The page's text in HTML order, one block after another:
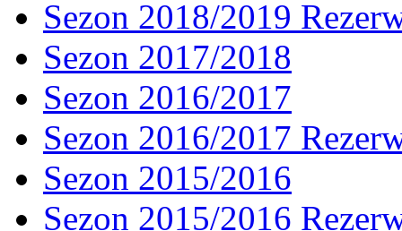
Sezon 2018/2019
Sezon 2017/2018
Sezon 2016/2017
Sezon 2016/2017
Sezon 2015/2016
Sezon 2015/2016